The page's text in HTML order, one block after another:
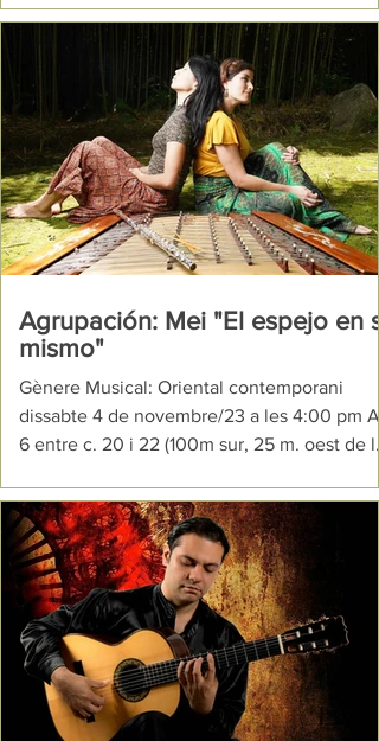
Agrupación: Mei "El espejo en sí
mismo"
Gènere Musical: Oriental contemporani
dissabte 4 de novembre/23 a les 4:00 pm Av.
6 entre c. 20 i 22 (100m sur, 25 m. oest de la
intimista i molt especial , com a tancament
d'aquesta temporada de concerts del Casal
·2023. De la mà de Chung Yi Lan Chung
(Yangqin - piano xinès) i Yessenia Moreira
Barboza (Flauta traversa), gaudirem d'aquest
concert, "El espejo en si mismo", un reflex
dos mons que es troben en una imatge i ens
mostr